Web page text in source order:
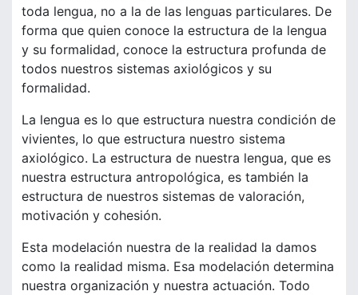
toda lengua, no a la de las lenguas particulares. De
forma que quien conoce la estructura de la lengua
y su formalidad, conoce la estructura profunda de
todos nuestros sistemas axiológicos y su
formalidad.
La lengua es lo que estructura nuestra condición de
vivientes, lo que estructura nuestro sistema
axiológico. La estructura de nuestra lengua, que es
nuestra estructura antropológica, es también la
estructura de nuestros sistemas de valoración,
motivación y cohesión.
Esta modelación nuestra de la realidad la damos
como la realidad misma. Esa modelación determina
nuestra organización y nuestra actuación. Todo